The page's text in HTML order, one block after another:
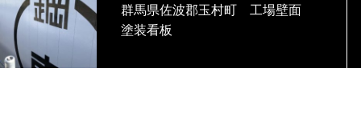
群馬県佐波郡玉村町 工場壁面
塗装看板